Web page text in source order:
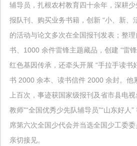
辅导员，扎根农村教育四十余年，深耕
报队刊、购买业务书籍，创新 “小、新、
的活动与论文多次在全国报刊发表；整
书、1000 余件雷锋主题藏品，创建 “雷
红色基因传承，还牵头开展 “手拉手读书
书 2000 余本、读书信件 2000 余封。他
上百次，事迹获国家级报刊及省市县电
教师”“全国优秀少先队辅导员”“山东好人
席第六次全国少代会并当选全国少工委
亲切接见。